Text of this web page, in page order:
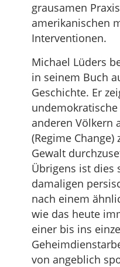
grausamen
amerikanischen
Interventionen.
Michael Lüders
in seinem Buch
Geschichte. Er
undemokratische
anderen Völkern
(Regime
Gewalt
Übrigens ist dies
damaligen
nach einem
wie das heute
einer bis ins
von angeblich